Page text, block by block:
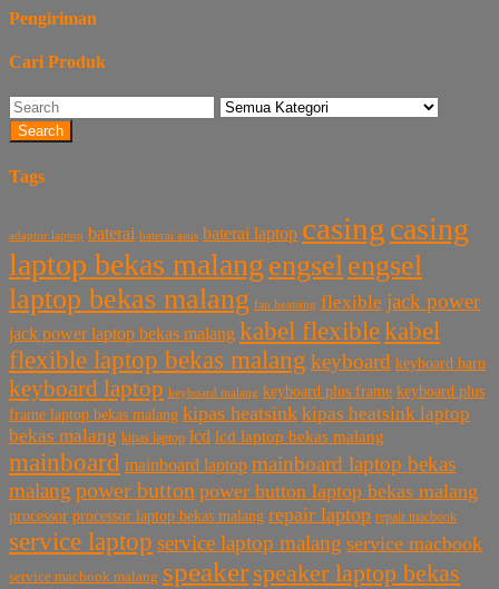
Pengiriman
Cari Produk
Search
Tags
adaptor laptop baterai baterai asus baterai laptop casing casing
laptop bekas malang engselengsel
laptop bekas malang fan heatsing flexible jack power
jack power laptop bekas malang kabel flexiblekabel
flexible laptop bekas malang keyboard keyboard baru
keyboard laptop keyboard malang keyboard plus frame keyboard plus
frame laptop bekas malang kipas heatsink kipas heatsink laptop
bekas malang kipas laptop lcd lcd laptop bekas malang
mainboard mainboard laptop mainboard laptop bekas
malang power button power button laptop bekas malang
processor processor laptop bekas malang repair laptop repair macbook
service laptop service laptop malang service macbook
service macbook malang speaker speaker laptop bekas